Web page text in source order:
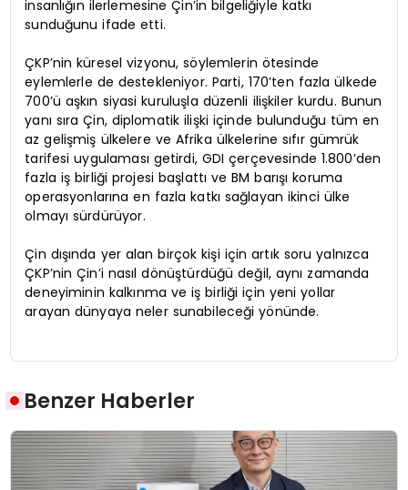
insanlığın ilerlemesine Çin’in bilgeliğiyle katkı
sunduğunu ifade etti.
ÇKP’nin küresel vizyonu, söylemlerin ötesinde
eylemlerle de destekleniyor. Parti, 170’ten fazla ülkede
700’ü aşkın siyasi kuruluşla düzenli ilişkiler kurdu. Bunun
yanı sıra Çin, diplomatik ilişki içinde bulunduğu tüm en
az gelişmiş ülkelere ve Afrika ülkelerine sıfır gümrük
tarifesi uygulaması getirdi, GDI çerçevesinde 1.800’den
fazla iş birliği projesi başlattı ve BM barışı koruma
operasyonlarına en fazla katkı sağlayan ikinci ülke
olmayı sürdürüyor.
Çin dışında yer alan birçok kişi için artık soru yalnızca
ÇKP’nin Çin’i nasıl dönüştürdüğü değil, aynı zamanda
deneyiminin kalkınma ve iş birliği için yeni yollar
arayan dünyaya neler sunabileceği yönünde.
Benzer Haberler